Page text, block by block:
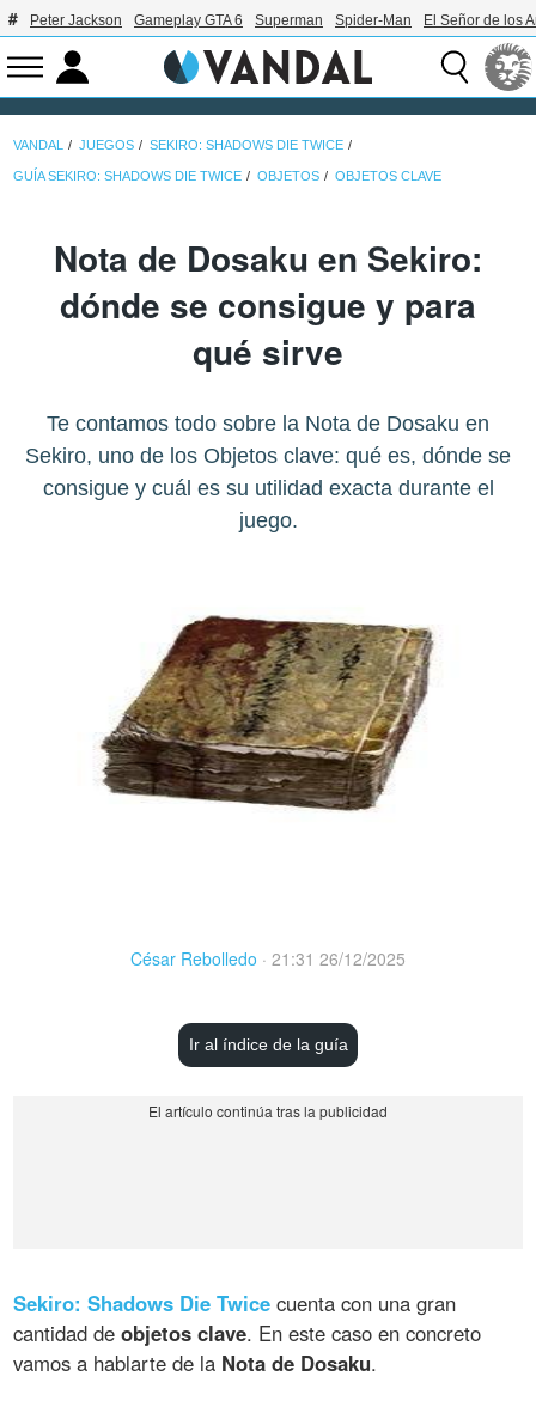
Peter Jackson Gameplay GTA 6 Superman Spider-Man El Señor de los
VANDAL JUEGOS SEKIRO: SHADOWS DIE TWICE
GUÍA SEKIRO: SHADOWS DIE TWICE OBJETOS OBJETOS CLAVE
Nota de Dosaku en Sekiro:
dónde se consigue y para
qué sirve
Te contamos todo sobre la Nota de Dosaku en
Sekiro, uno de los Objetos clave: qué es, dónde se
consigue y cuál es su utilidad exacta durante el
juego.
César Rebolledo · 21:31 26/12/2025
Ir al índice de la guía
Sekiro: Shadows Die Twice cuenta con una gran
cantidad deobjetos clave. En este caso en concreto
vamos a hablarte de la Nota de Dosaku.